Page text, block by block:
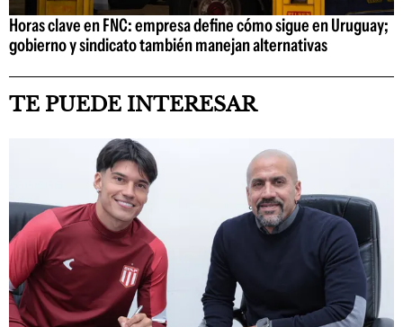
Horas clave en FNC: empresa define cómo sigue en Uruguay;
gobierno y sindicato también manejan alternativas
TE PUEDE INTERESAR